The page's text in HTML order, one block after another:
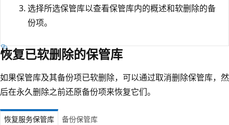
选择所选保管库以查看保管库内的概述和软删除的备
份项。
恢复已软删除的保管库
如果保管库及其备份项已软删除，可以通过取消删除保管库，然
后在永久删除之前还原备份项来恢复它们。
恢复服务保管库 备份保管库